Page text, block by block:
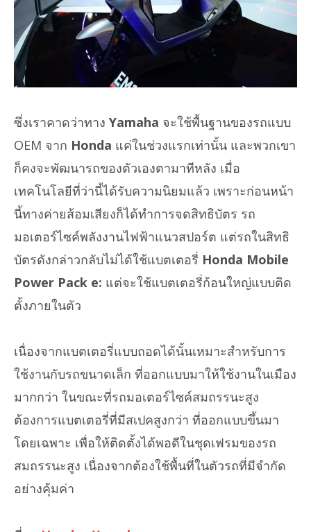
ซึ่งเราคาดว่าทาง Yamaha จะใช้พื้นฐานของรถแบบ
OEM จาก Honda แค่ในช่วงแรกเท่านั้น และพวกเขา
ก็คงจะพัฒนารถของตัวเองตามาทีหลัง เมื่อ
เทคโนโลยีที่ว่านี้ได้รับความนิยมแล้ว เพราะก่อนหน้า
นี้ทางค่ายส้อมเสียงก็ได้ทำการจดสิทธิบัตร รถ
มอเตอร์ไซค์พลังงานไฟฟ้าแนวสปอร์ต แต่รถในสิทธิ
บัตรดังกล่าวกลับไม่ได้ใช้แบตเตอรี่ Honda Mobile
Power Pack e: แต่จะใช้แบตเตอรี่ก้อนใหญ่แบบติด
ตั้งภายในตัว
เนื่องจากแบตเตอรี่แบบถอดได้นั้นเหมาะสำหรับการ
ใช้งานกับรถขนาดเล็ก ที่ออกแบบมาให้ใช้งานในเมือง
มากกว่า ในขณะที่รถมอเตอร์ไซค์สมถรรนะสูง
ต้องการแบตเตอรี่ที่มีสเปคสูงกว่า ที่ออกแบบขึ้นมา
โดยเฉพาะ เพื่อให้ติดตั้งได้พอดีในชุดเฟรมของรถ
สมถรรนะสูง เนื่องจากต้องใช้พื้นที่ในตัวรถที่มีจำกัด
อย่างคุ้มค่า